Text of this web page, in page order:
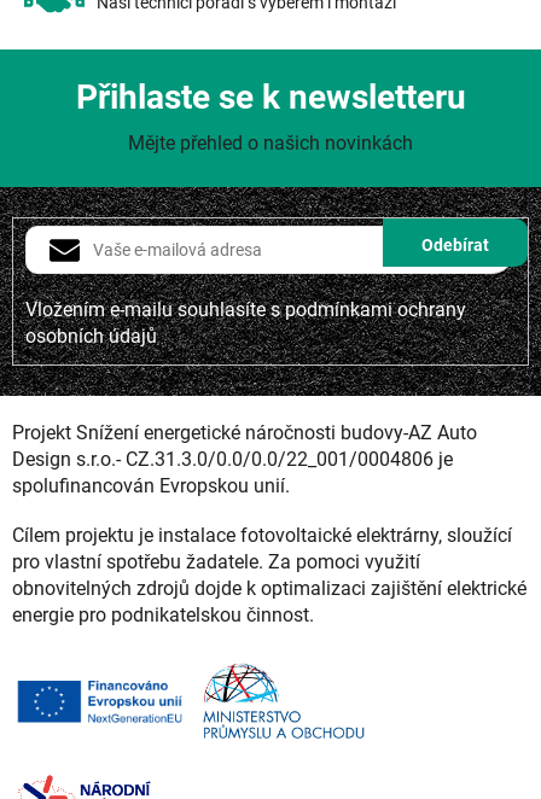
Vložením e-mailu souhlasíte spodmínkami ochrany
osobních údajů
Přihlaste se k newsletteru
Mějte přehled o našich novinkách
Projekt Snížení energetické náročnosti budovy-AZ Auto
Design s.r.o.- CZ.31.3.0/0.0/0.0/22_001/0004806 je
spolufinancován Evropskou unií.
Cílem projektu je instalace fotovoltaické elektrárny, sloužící
pro vlastní spotřebu žadatele. Za pomoci využití
obnovitelných zdrojů dojde k optimalizaci zajištění elektrické
energie pro podnikatelskou činnost.